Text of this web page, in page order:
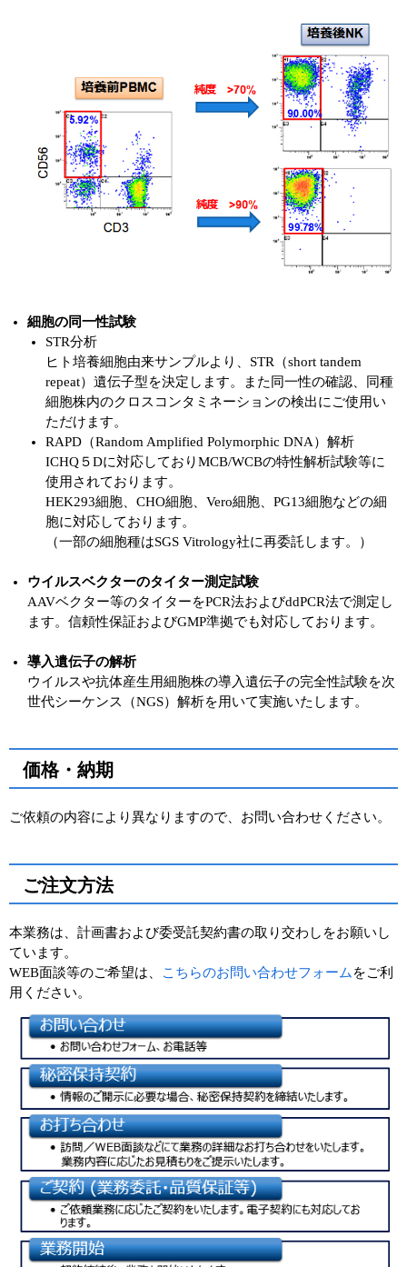
細胞の同一性試験
STR分析
ヒト培養細胞由来サンプルより、STR（short tandem
repeat）遺伝子型を決定します。また同一性の確認、同種
細胞株内のクロスコンタミネーションの検出にご使用い
ただけます。
RAPD（Random Amplified Polymorphic DNA）解析
ICHQ５Dに対応しておりMCB/WCBの特性解析試験等に
使用されております。
HEK293細胞、CHO細胞、Vero細胞、PG13細胞などの細
胞に対応しております。
（一部の細胞種はSGS Vitrology社に再委託します。）
ウイルスベクターのタイター測定試験
AAVベクター等のタイターをPCR法およびddPCR法で測定し
ます。信頼性保証およびGMP準拠でも対応しております。
導入遺伝子の解析
ウイルスや抗体産生用細胞株の導入遺伝子の完全性試験を次
世代シーケンス（NGS）解析を用いて実施いたします。
価格・納期
ご依頼の内容により異なりますので、お問い合わせください。
ご注文方法
本業務は、計画書および委受託契約書の取り交わしをお願いし
ています。
WEB面談等のご希望は、
こちらのお問い合わせフォーム をご利
用ください。